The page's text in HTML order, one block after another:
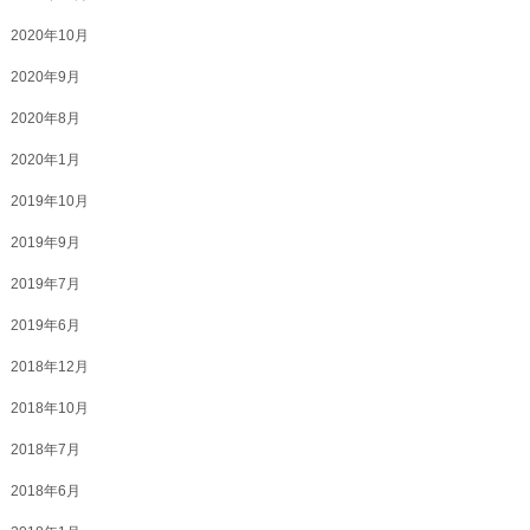
2020年10月
2020年9月
2020年8月
2020年1月
2019年10月
2019年9月
2019年7月
2019年6月
2018年12月
2018年10月
2018年7月
2018年6月